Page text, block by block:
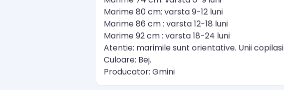
Marime 80 cm: varsta 9-12 luni
Marime 86 cm : varsta 12-18 luni
Marime 92 cm : varsta 18-24 luni
Atentie: marimile sunt orientative. Unii
Culoare: Bej.
Producator: Gmini